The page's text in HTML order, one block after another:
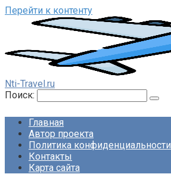
Перейти к контенту
Nti-Travel.ru
Поиск:
Главная
Автор проекта
Политика конфиденциальности
Контакты
Карта сайта